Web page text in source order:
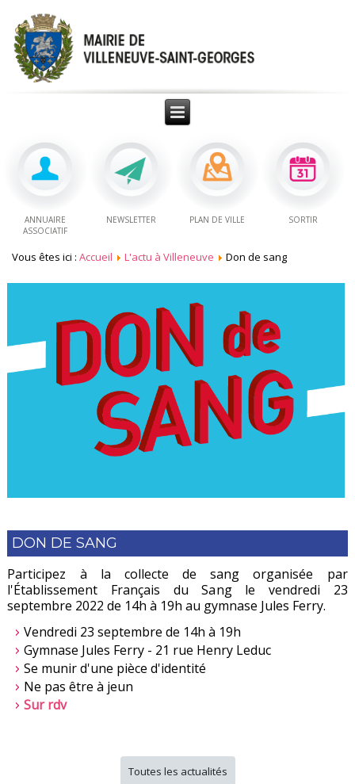
ANNUAIRE
ASSOCIATIF
NEWSLETTER PLAN DE VILLE SORTIR
Vous êtes ici :Accueil L'actu à Villeneuve Don de sang
DON DE SANG
Participez à la collecte de sang organisée par
l'Établissement Français du Sang le vendredi 23
septembre 2022 de 14h à 19h au gymnase Jules Ferry.
Vendredi 23 septembre de 14h à 19h
Gymnase Jules Ferry - 21 rue Henry Leduc
Se munir d'une pièce d'identité
Ne pas être à jeun
Sur rdv
Toutes les actualités